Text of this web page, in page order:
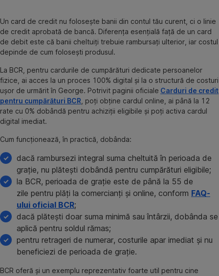
Un card de credit nu folosește banii din contul tău curent, ci o linie
de credit aprobată de bancă. Diferența esențială față de un card
de debit este că banii cheltuiți trebuie rambursați ulterior, iar costul
depinde de cum folosești produsul.
La BCR, pentru cardurile de cumpărături dedicate persoanelor
fizice, ai acces la un proces 100% digital și la o structură de costuri
ușor de urmărit în George. Potrivit paginii oficiale Carduri de credit
pentru cumpărături BCR , poți obține cardul online, ai până la 12
rate cu 0% dobândă pentru achiziții eligibile și poți activa cardul
digital imediat.
Cum funcționează, în practică, dobânda:
dacă rambursezi integral suma cheltuită în perioada de
grație, nu plătești dobândă pentru cumpărături eligibile;
la BCR, perioada de grație este de până la 55 de
zile pentru plăți la comercianți și online, conform FAQ-
ului oficial BCR;
dacă plătești doar suma minimă sau întârzii, dobânda se
aplică pentru soldul rămas;
pentru retrageri de numerar, costurile apar imediat și nu
beneficiezi de perioada de grație.
BCR oferă și un exemplu reprezentativ foarte util pentru cine